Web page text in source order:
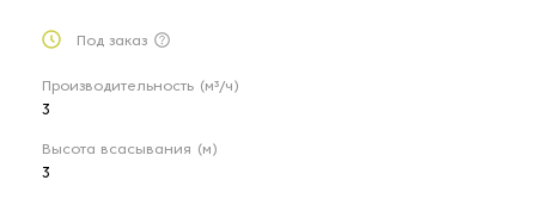
Под заказ
Производительность (м³/ч)
3
Высота всасывания (м)
3